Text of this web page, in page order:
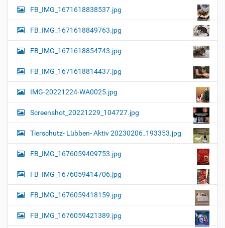
FB_IMG_1671618838537.jpg
FB_IMG_1671618849763.jpg
FB_IMG_1671618854743.jpg
FB_IMG_1671618814437.jpg
IMG-20221224-WA0025.jpg
Screenshot_20221229_104727.jpg
Tierschutz- Lübben- Aktiv 20230206_193353.jpg
FB_IMG_1676059409753.jpg
FB_IMG_1676059414706.jpg
FB_IMG_1676059418159.jpg
FB_IMG_1676059421389.jpg